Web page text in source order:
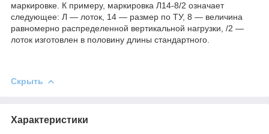
маркировке. К примеру, маркировка Л14-8/2 означает
следующее: Л — лоток, 14 — размер по ТУ, 8 — величина
равномерно распределенной вертикальной нагрузки, /2 —
лоток изготовлен в половину длины стандартного.
Скрыть
Характеристики